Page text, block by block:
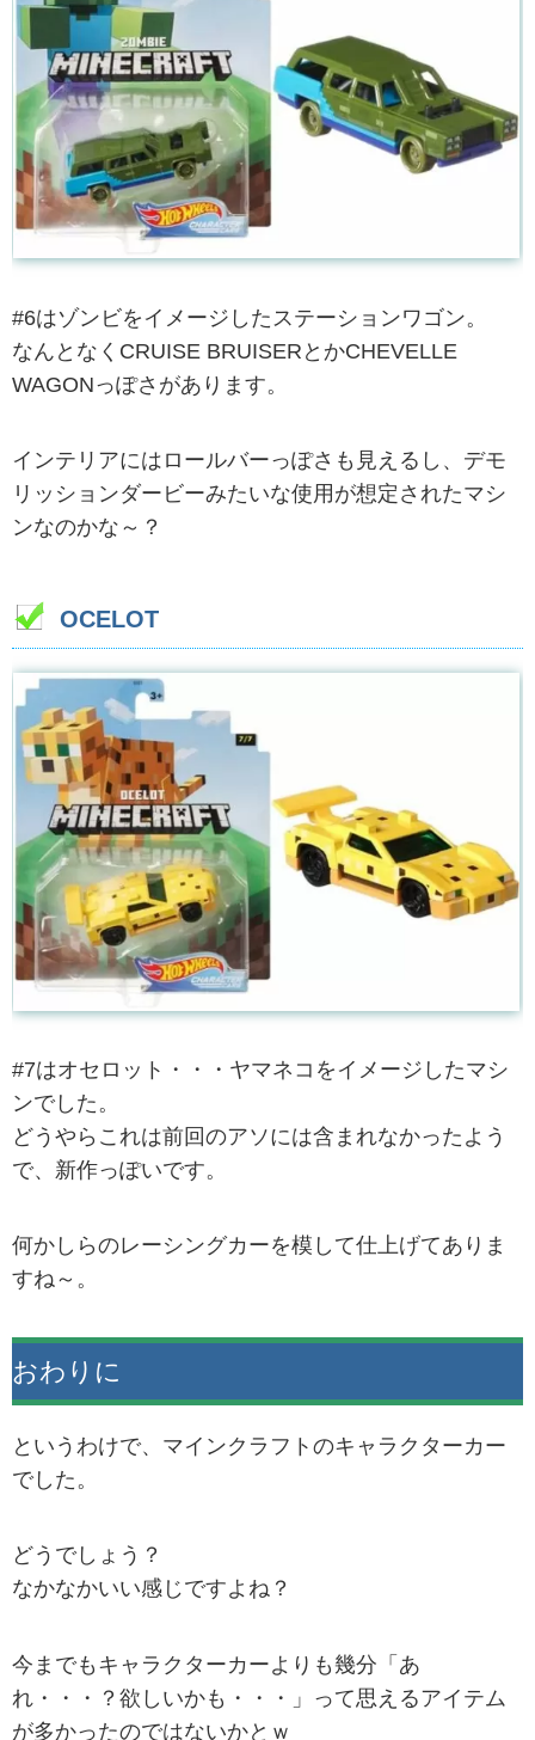
#6はゾンビをイメージしたステーションワゴン。
なんとなくCRUISE BRUISERとかCHEVELLE
WAGONっぽさがあります。
インテリアにはロールバーっぽさも見えるし、デモ
リッションダービーみたいな使用が想定されたマシ
ンなのかな～？
OCELOT
#7はオセロット・・・ヤマネコをイメージしたマシ
ンでした。
どうやらこれは前回のアソには含まれなかったよう
で、新作っぽいです。
何かしらのレーシングカーを模して仕上げてありま
すね～。
おわりに
というわけで、マインクラフトのキャラクターカー
でした。
どうでしょう？
なかなかいい感じですよね？
今までもキャラクターカーよりも幾分「あ
れ・・・？欲しいかも・・・」って思えるアイテム
が多かったのではないかとｗ